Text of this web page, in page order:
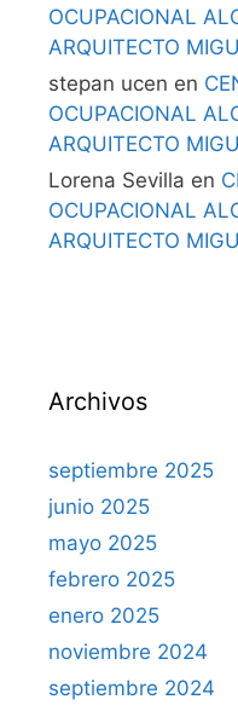
OCUPACIONAL
ARQUITECTO
stepan ucen en
OCUPACIONAL
ARQUITECTO
Lorena Sevilla en
OCUPACIONAL
ARQUITECTO
Archivos
septiembre 2025
junio 2025
mayo 2025
febrero 2025
enero 2025
noviembre 2024
septiembre 2024